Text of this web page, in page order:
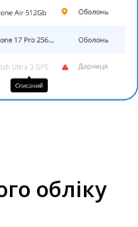
обліку